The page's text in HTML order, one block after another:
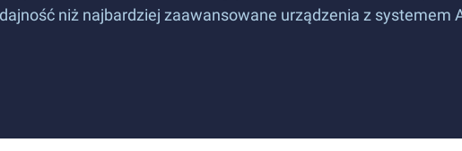
niż najbardziej zaawansowane urządzenia z systemem